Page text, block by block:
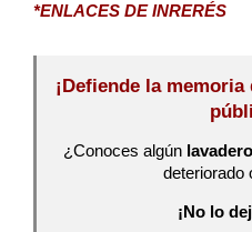
*ENLACES DE INRERÉS
¡Defiende la
¿Conoces algún
deteriorado
¡No lo